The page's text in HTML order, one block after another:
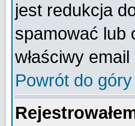
jest redukcja
spamować lub
właściwy
Powrót do góry